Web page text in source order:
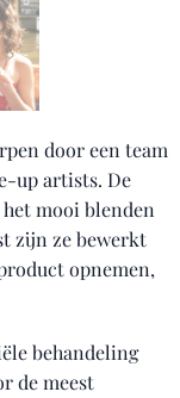
door een team
up artists. De
mooi blenden
zijn ze bewerkt
opnemen,
behandeling
de meest